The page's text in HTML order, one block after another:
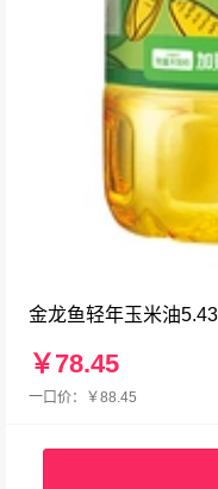
金龙鱼轻年玉米油
￥78.45
一口价：￥88.45